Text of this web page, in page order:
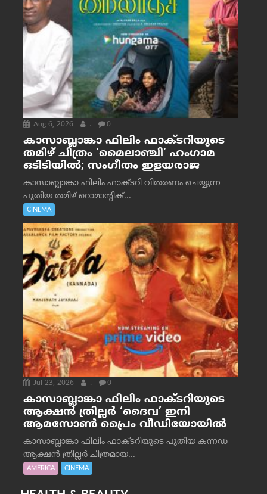
Aug 6, 2026 . 0
കാസാബ്ലാങ്കാ ഫിലിം ഫാക്ടറിയുടെ
തമിഴ് ചിത്രം ‘മൈലാഞ്ചി’ ഹംഗാമ
ഒടിടിയിൽ; സംഗീതം ഇളയരാജ
കാസാബ്ലാങ്കാ ഫിലിം ഫാക്ടറി വിതരണം ചെയ്യുന്ന
പുതിയ തമിഴ് റൊമാന്റിക്...
CINEMA
Jul 23, 2026 . 0
കാസാബ്ലാങ്കാ ഫിലിം ഫാക്ടറിയുടെ
ആക്ഷൻ ത്രില്ലർ ‘ദൈവ’ ഇനി
ആമസോൺ പ്രൈം വീഡിയോയിൽ
കാസാബ്ലാങ്കാ ഫിലിം ഫാക്ടറിയുടെ പുതിയ കന്നഡ
ആക്ഷൻ ത്രില്ലർ ചിത്രമായ...
AMERICA CINEMA